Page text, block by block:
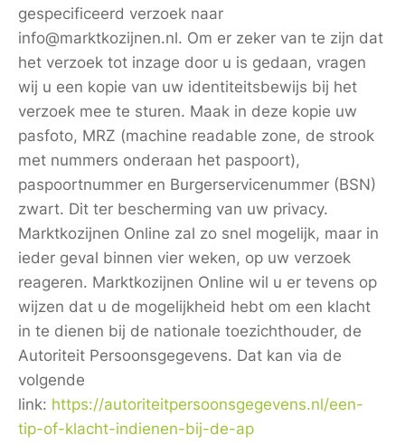
gespecificeerd verzoek naar
info@marktkozijnen.nl. Om er zeker van te zijn dat
het verzoek tot inzage door u is gedaan, vragen
wij u een kopie van uw identiteitsbewijs bij het
verzoek mee te sturen. Maak in deze kopie uw
pasfoto, MRZ (machine readable zone, de strook
met nummers onderaan het paspoort),
paspoortnummer en Burgerservicenummer (BSN)
zwart. Dit ter bescherming van uw privacy.
Marktkozijnen Online zal zo snel mogelijk, maar in
ieder geval binnen vier weken, op uw verzoek
reageren. Marktkozijnen Online wil u er tevens op
wijzen dat u de mogelijkheid hebt om een klacht
in te dienen bij de nationale toezichthouder, de
Autoriteit Persoonsgegevens. Dat kan via de
volgende
link: https://autoriteitpersoonsgegevens.nl/een-
tip-of-klacht-indienen-bij-de-ap